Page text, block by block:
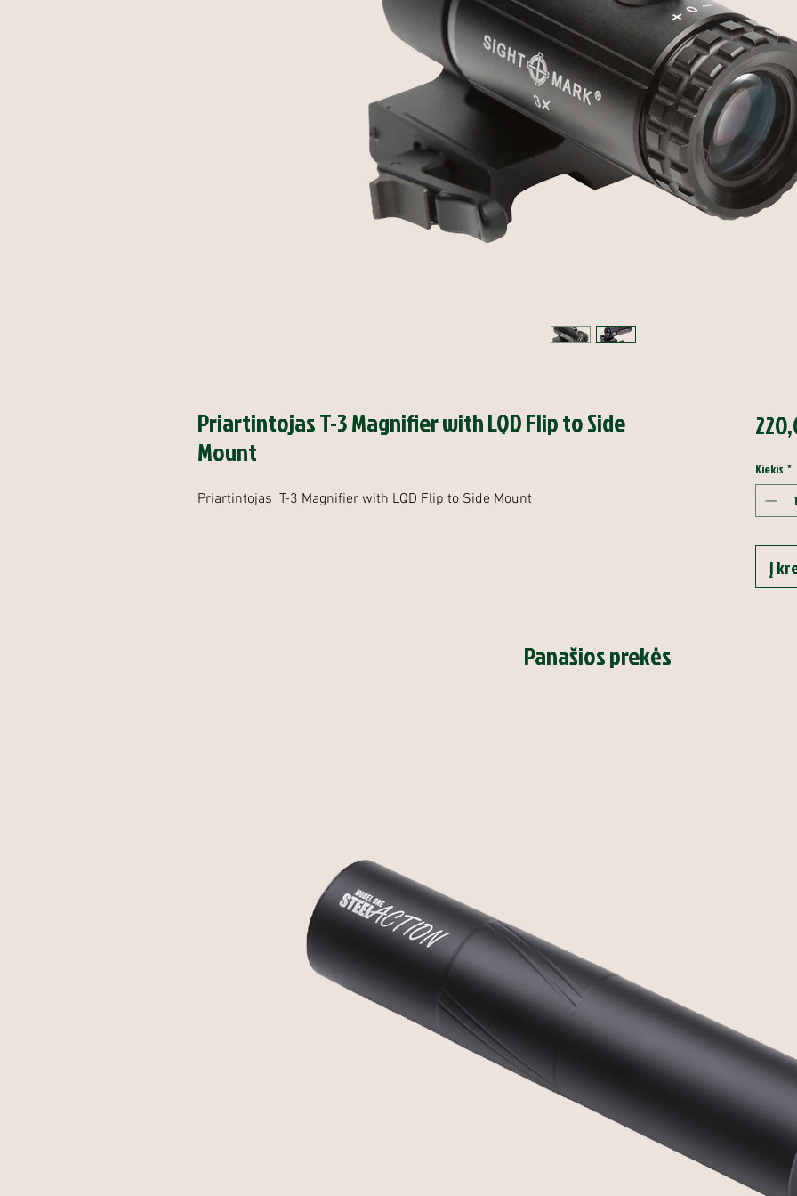
Priartintojas T-3 Magnifier with LQD Flip to Side
Mount
Priartintojas T-3 Magnifier with LQD Flip to Side Mount
Kiekis *
Į
Panašios prekės